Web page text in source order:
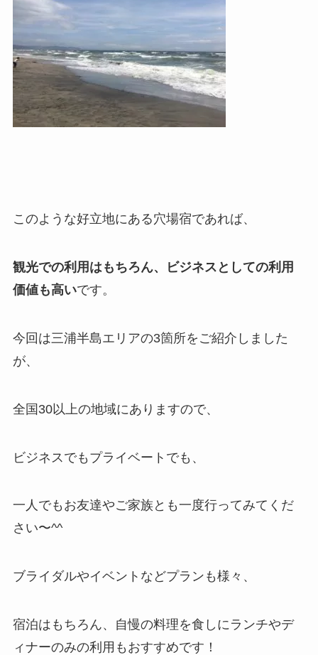
このような好立地にある穴場宿であれば、
観光での利用はもちろん、ビジネスとしての利用
価値も高いです。
今回は三浦半島エリアの3箇所をご紹介しました
が、
全国30以上の地域にありますので、
ビジネスでもプライベートでも、
一人でもお友達やご家族とも一度行ってみてくだ
さい〜^^
ブライダルやイベントなどプランも様々、
宿泊はもちろん、自慢の料理を食しにランチやデ
ィナーのみの利用もおすすめです！